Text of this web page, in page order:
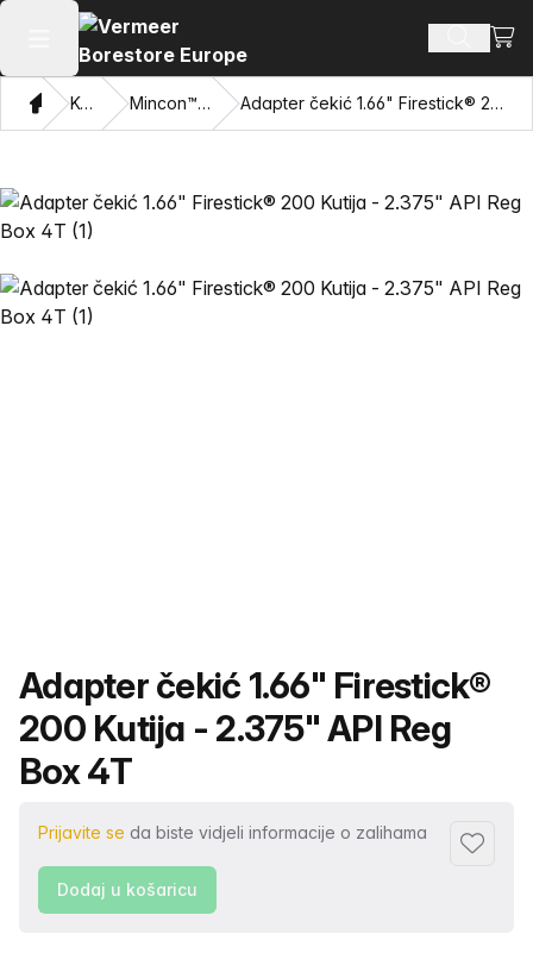
Otvaranje glavnog izbornika Pretraži
DomKatalog Mincon™ HDD čekići Adapter čekić 1.66" Firestick® 200 Kutija - 2.375" API Reg Box 4T
Naziv proizvoda
Adapter čekić 1.66" Firestick®
200 Kutija - 2.375" API Reg
Box 4T
Prijavite se da biste vidjeli informacije o zalihama
Dodaj
Dodaj u košaricu